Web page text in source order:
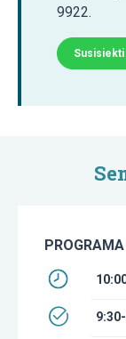
9922.
Susisiekti
PROGRAMA